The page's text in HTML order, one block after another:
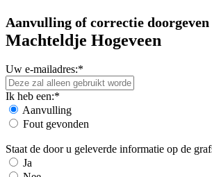
Aanvulling of correctie doorgeven
Machteldje Hogeveen
Uw e-mailadres:*
Ik heb een:*
Aanvulling
Fout gevonden
Staat de door u geleverde informatie op de
Ja